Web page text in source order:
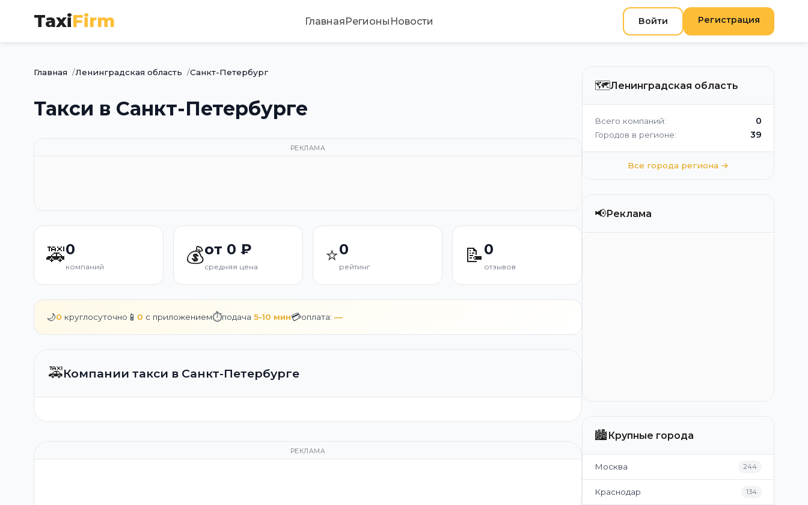
TaxiFirm ГлавнаяРегионы Новости Войти Регистрация
Главная Ленинградская область Санкт-Петербург
Такси в Санкт-Петербурге
РЕКЛАМА
🚕0
компаний 💰от 0 ₽
средняя цена ⭐0
рейтинг 📝0
отзывов
🌙0 круглосуточно 📱 0 с приложением⏱️подача 5-10 мин💳оплата: —
🚕Компании такси в Санкт-Петербурге
РЕКЛАМА
🗺️Ленинградская область
Всего компаний: 0
Городов в регионе: 39
Все города региона →
📢Реклама
🏙️Крупные города
Москва 244
Краснодар 134